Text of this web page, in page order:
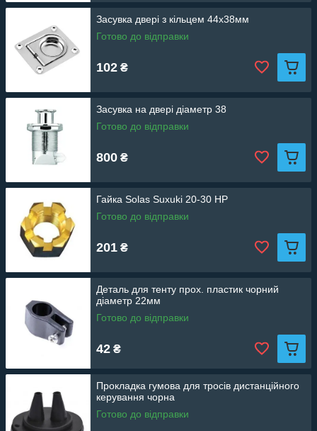
Засувка двері з кільцем 44х38мм
Готово до відправки
102 ₴
Засувка на двері діаметр 38
Готово до відправки
800 ₴
Гайка Solas Suxuki 20-30 HP
Готово до відправки
201 ₴
Деталь для тенту прох. пластик чорний
діаметр 22мм
Готово до відправки
42 ₴
Прокладка гумова для тросів дистанційного
керування чорна
Готово до відправки